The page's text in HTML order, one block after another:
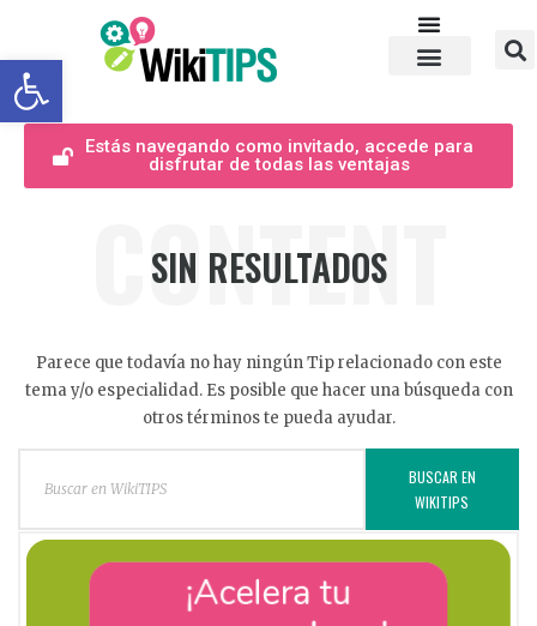
Abrir barra de herramientas
Estás navegando como invitado, accede para
disfrutar de todas las ventajas
CONTENT
SIN RESULTADOS
Parece que todavía no hay ningún Tip relacionado con este
tema y/o especialidad. Es posible que hacer una búsqueda con
otros términos te pueda ayudar.
BUSCAR EN
WIKITIPS